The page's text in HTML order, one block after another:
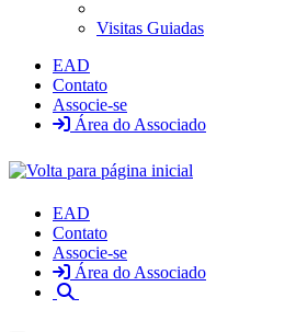
Visitas Guiadas
EAD
Contato
Associe-se
Área do Associado
EAD
Contato
Associe-se
Área do Associado